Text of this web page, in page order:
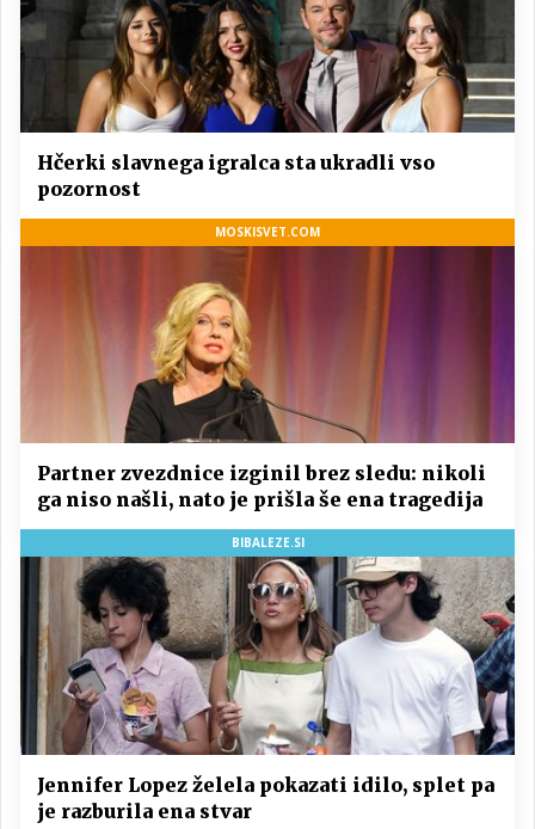
Hčerki slavnega igralca sta ukradli vso
pozornost
MOSKISVET.COM
Partner zvezdnice izginil brez sledu: nikoli
ga niso našli, nato je prišla še ena tragedija
BIBALEZE.SI
Jennifer Lopez želela pokazati idilo, splet pa
je razburila ena stvar